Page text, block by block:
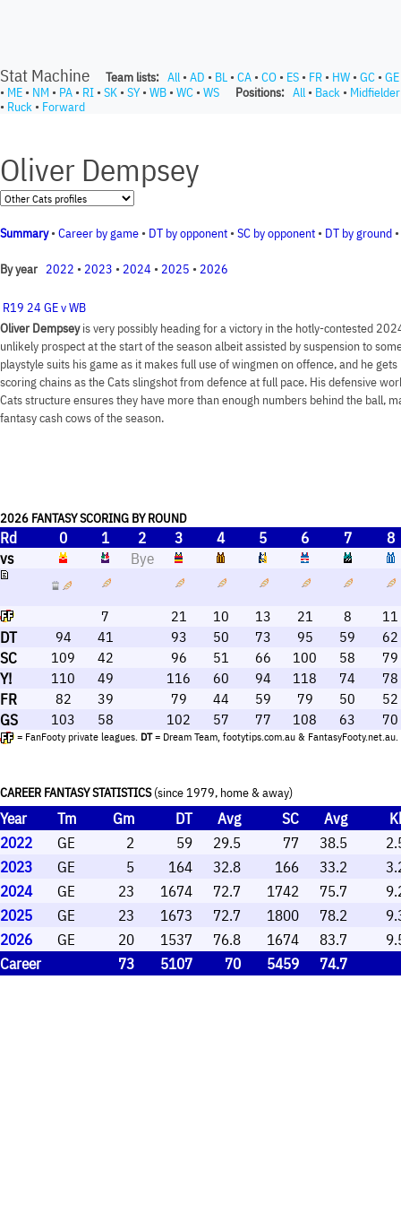
Stat Machine Team lists: All • AD • BL • CA • CO • ES • FR • HW • GC • GE
• ME • NM • PA • RI • SK • SY• WB • WC • WS Positions: All • Back • Midfielder
• Ruck • Forward